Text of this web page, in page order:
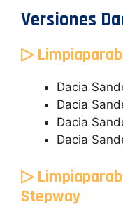
Versiones
▷
Dacia
Dacia
Dacia
Dacia
▷
Stepway